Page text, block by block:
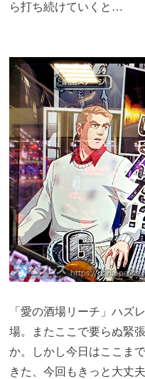
ら打ち続けていくと…
「愛の酒場リーチ」ハズ
場。またここで要らぬ緊
か。しかし今日はここま
きた、今回もきっと大丈